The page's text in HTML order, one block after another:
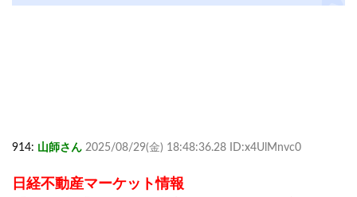
914: 山師さん 2025/08/29(金) 18:48:36.28 ID:x4UlMnvc0
日経不動産マーケット情報